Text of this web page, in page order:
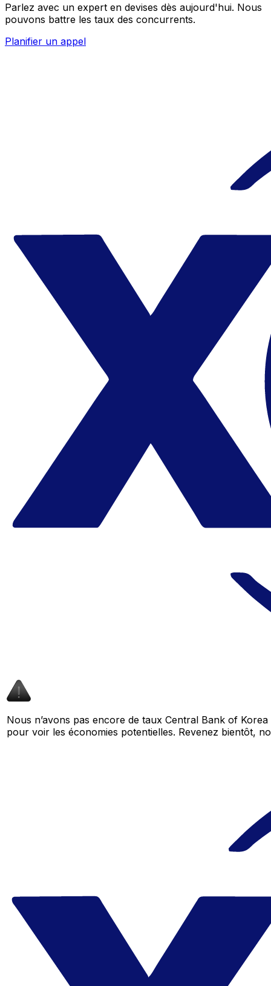
Parlez avec un expert en devises dès aujourd'hui. Nous
pouvons battre les taux des concurrents.
Planifier un appel
Nous n’avons pas encore de taux Central Bank of
pour voir les économies potentielles. Revenez bientôt,